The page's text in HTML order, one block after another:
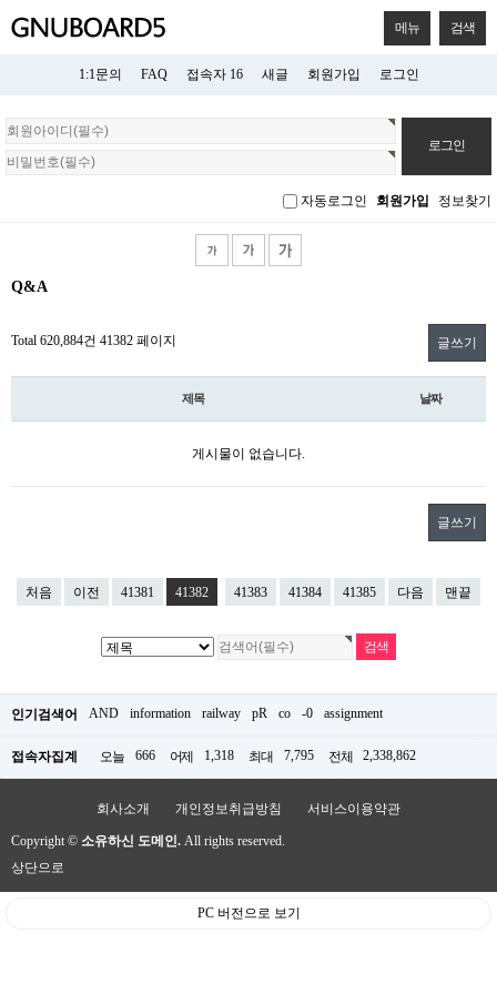
메뉴 검색
1:1문의 FAQ 접속자 16 새글 회원가입 로그인
회
원
로
자동로그인 회원가입 정보찾기
Q&A
Total 620,884건 41382 페이지 글쓰기
제목 날짜
게시물이 없습니다.
글쓰기
처음 이전 41381 41382 41383 41384 41385 다음 맨끝
인기검색어 AND information railway pR co -0 assignment
접속자집계 오늘 666 어제 1,318 최대 7,795 전체 2,338,862
회사소개 개인정보취급방침 서비스이용약관
Copyright © 소유하신 도메인. All rights reserved.
상단으로
PC 버전으로 보기